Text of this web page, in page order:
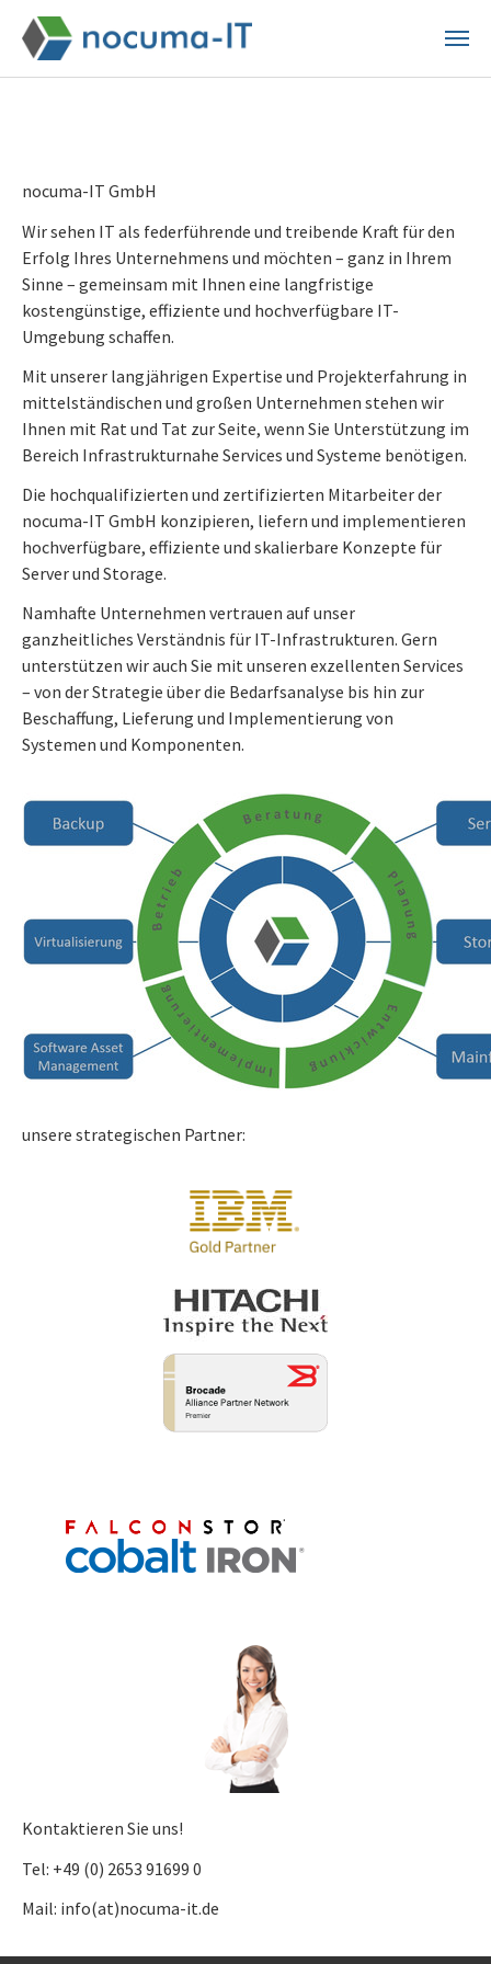
main
nocuma-IT GmbH
Wir sehen IT als federführende und treibende Kraft für den
Erfolg Ihres Unternehmens und möchten – ganz in Ihrem
Sinne – gemeinsam mit Ihnen eine langfristige
kostengünstige, effiziente und hochverfügbare IT-
Umgebung schaffen.
Mit unserer langjährigen Expertise und Projekterfahrung in
mittelständischen und großen Unternehmen stehen wir
Ihnen mit Rat und Tat zur Seite, wenn Sie Unterstützung im
Bereich Infrastrukturnahe Services und Systeme benötigen.
Die hochqualifizierten und zertifizierten Mitarbeiter der
nocuma-IT GmbH konzipieren, liefern und implementieren
hochverfügbare, effiziente und skalierbare Konzepte für
Server und Storage.
Namhafte Unternehmen vertrauen auf unser
ganzheitliches Verständnis für IT-Infrastrukturen. Gern
unterstützen wir auch Sie mit unseren exzellenten Services
– von der Strategie über die Bedarfsanalyse bis hin zur
Beschaffung, Lieferung und Implementierung von
Systemen und Komponenten.
unsere strategischen Partner:
Kontaktieren Sie uns!
Tel: +49 (0) 2653 91699 0
Mail: info(at)nocuma-it.de